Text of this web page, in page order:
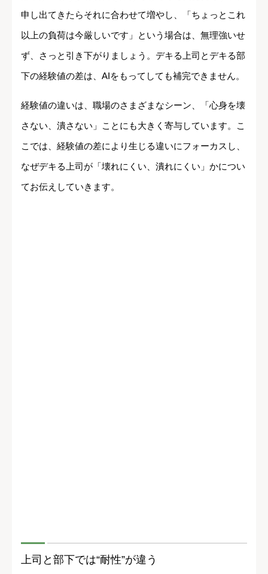
申し出てきたらそれに合わせて増やし、「ちょっとこれ
以上の負荷は今厳しいです」という場合は、無理強いせ
ず、さっと引き下がりましょう。デキる上司とデキる部
下の経験値の差は、AIをもってしても補完できません。
経験値の違いは、職場のさまざまなシーン、「心身を壊
さない、潰さない」ことにも大きく寄与しています。こ
こでは、経験値の差により生じる違いにフォーカスし、
なぜデキる上司が「壊れにくい、潰れにくい」かについ
てお伝えしていきます。
上司と部下では“耐性”が違う